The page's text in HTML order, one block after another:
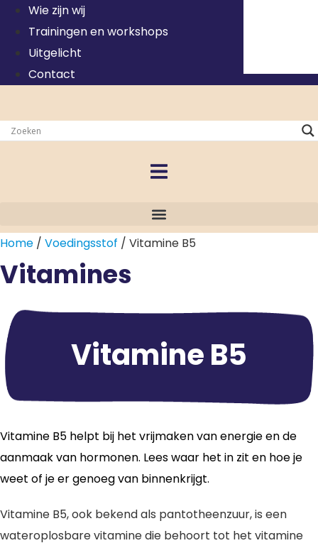
naar
inhoud
Wie zijn wij
Trainingen en workshops
Uitgelicht
Contact
Home / Voedingsstof / Vitamine B5
Vitamines
Vitamine B5
Vitamine B5 helpt bij het vrijmaken van energie en de
aanmaak van hormonen. Lees waar het in zit en hoe je
weet of je er genoeg van binnenkrijgt.
Vitamine B5, ook bekend als pantotheenzuur, is een
wateroplosbare vitamine die behoort tot het vitamine